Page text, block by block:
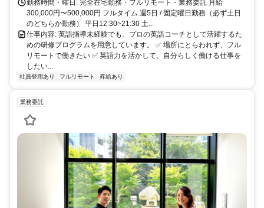
勤務時間・曜日: 完全在宅勤務・フルリモート・業務委託 月給
300,000円〜500,000円 フルタイム 週5日 / 固定曜日勤務（必ず土日
のどちらか勤務） 平日12:30~21:30 土...
仕事内容: 英語指導未経験でも、プロの英語コーチとして活躍するた
めの研修プログラムを用意しています。 ✅ 場所にとらわれず、フル
リモートで働きたい ✅ 英語力を活かして、自分らしく働ける仕事を
したい...
社員登用あり フルリモート 昇給あり
業務委託